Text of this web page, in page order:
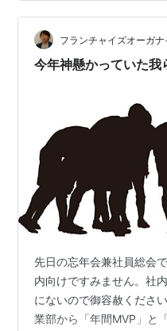
フランチャイズオーガ
今年神懸かっていた我
先日の忘年会兼社員総会
内向けですみません。社
にないので御容赦くださ
業部から「年間MVP」と